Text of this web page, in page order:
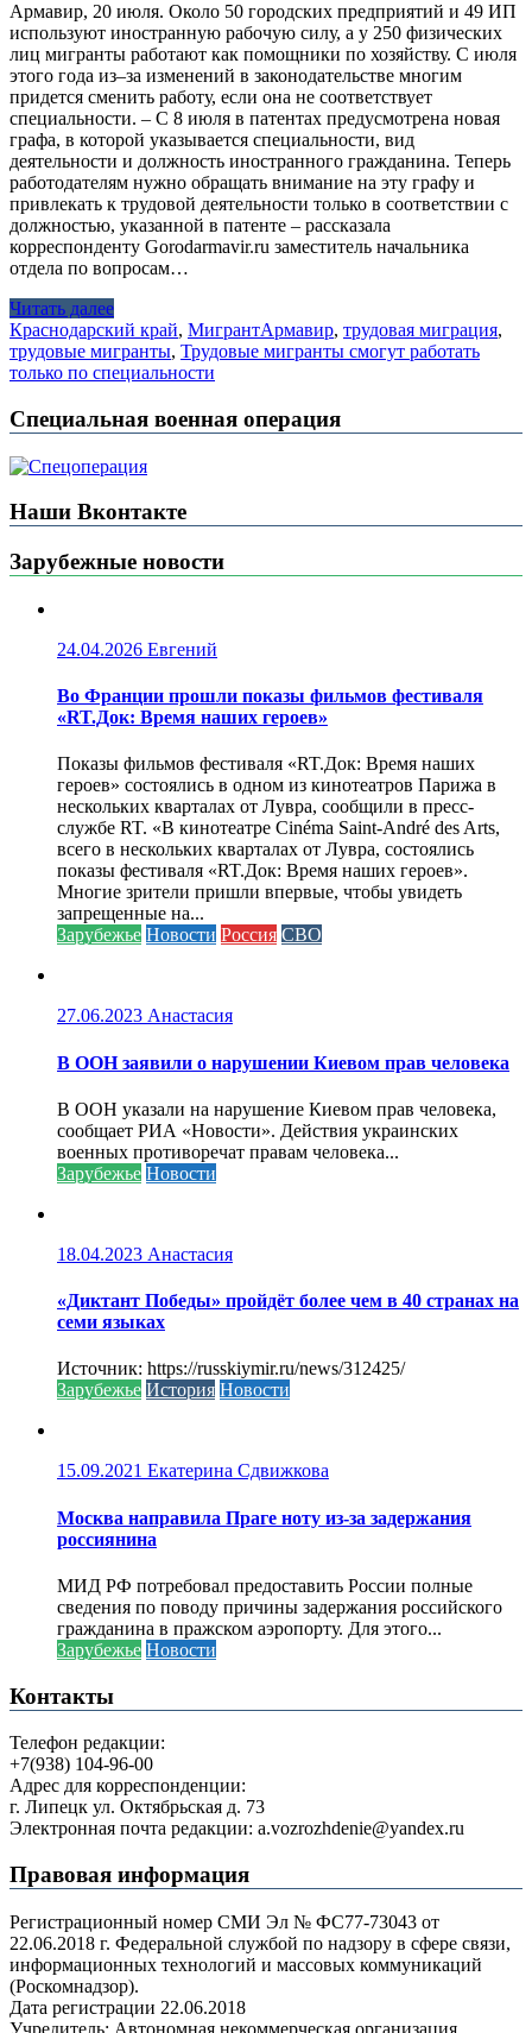
Армавир, 20 июля. Около 50 городских предприятий и 49 ИП
используют иностранную рабочую силу, а у 250 физических
лиц мигранты работают как помощники по хозяйству. С июля
этого года из–за изменений в законодательстве многим
придется сменить работу, если она не соответствует
специальности. – С 8 июля в патентах предусмотрена новая
графа, в которой указывается специальности, вид
деятельности и должность иностранного гражданина. Теперь
работодателям нужно обращать внимание на эту графу и
привлекать к трудовой деятельности только в соответствии с
должностью, указанной в патенте – рассказала
корреспонденту Gorodarmavir.ru заместитель начальника
отдела по вопросам…
Читать далее
Краснодарский край, МигрантАрмавир, трудовая миграция,
трудовые мигранты, Трудовые мигранты смогут работать
только по специальности
Специальная военная операция
Наши Вконтакте
Зарубежные новости
24.04.2026 Евгений
Во Франции прошли показы фильмов фестиваля
«RT.Док: Время наших героев»
Показы фильмов фестиваля «RT.Док: Время наших
героев» состоялись в одном из кинотеатров Парижа в
нескольких кварталах от Лувра, сообщили в пресс-
службе RT. «В кинотеатре Cinéma Saint-André des Arts,
всего в нескольких кварталах от Лувра, состоялись
показы фестиваля «RT.Док: Время наших героев».
Многие зрители пришли впервые, чтобы увидеть
запрещенные на...
Зарубежье Новости Россия СВО
27.06.2023 Анастасия
В ООН заявили о нарушении Киевом прав человека
В ООН указали на нарушение Киевом прав человека,
сообщает РИА «Новости». Действия украинских
военных противоречат правам человека...
Зарубежье Новости
18.04.2023 Анастасия
«Диктант Победы» пройдёт более чем в 40 странах на
семи языках
Источник: https://russkiymir.ru/news/312425/
Зарубежье История Новости
15.09.2021 Екатерина Сдвижкова
Москва направила Праге ноту из-за задержания
россиянина
МИД РФ потребовал предоставить России полные
сведения по поводу причины задержания российского
гражданина в пражском аэропорту. Для этого...
Зарубежье Новости
Контакты
Телефон редакции:
+7(938) 104-96-00
Адрес для корреспонденции:
г. Липецк ул. Октябрьская д. 73
Электронная почта редакции: a.vozrozhdenie@yandex.ru
Правовая информация
Регистрационный номер СМИ Эл № ФС77-73043 от
22.06.2018 г. Федеральной службой по надзору в сфере связи,
информационных технологий и массовых коммуникаций
(Роскомнадзор).
Дата регистрации 22.06.2018
Учредитель: Автономная некоммерческая организация